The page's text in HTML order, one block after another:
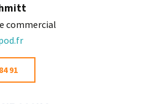
commercial
91